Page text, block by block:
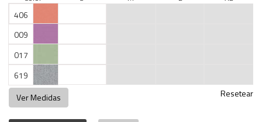
406
009
017
619
Ver Medidas
Resetear